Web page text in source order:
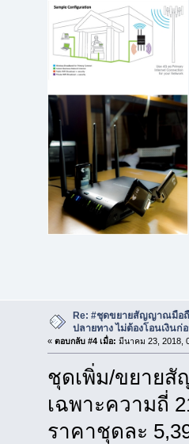
Re: #ชุดขยายสัญญาณมือถื
ปลายทาง ไม่ต้องโอนเงินก่
« ตอบกลับ #4 เมื่อ: มีนาคม 23, 2018,
ชุดเพิ่ม/ขยายสั
เฉพาะความถี่
ราคาชุดละ